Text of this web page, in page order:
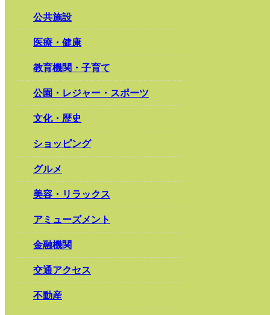
公共施設
医療・健康
教育機関・子育て
公園・レジャー・スポーツ
文化・歴史
ショッピング
グルメ
美容・リラックス
アミューズメント
金融機関
交通アクセス
不動産